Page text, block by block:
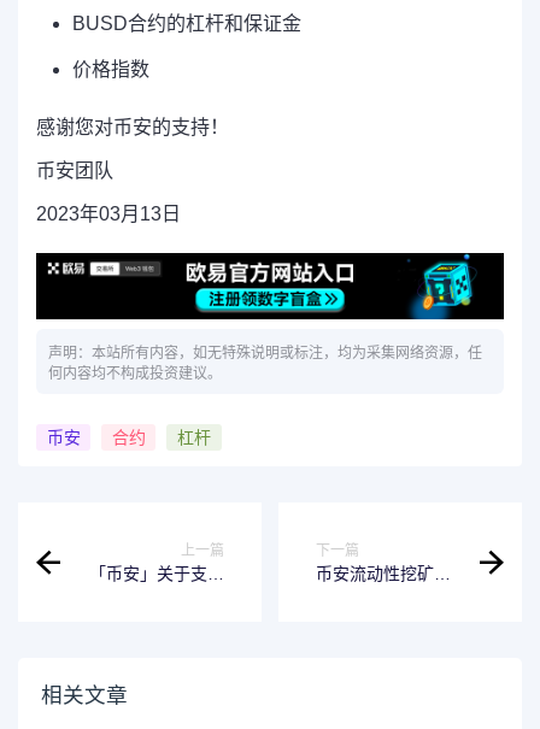
BUSD合约的杠杆和保证金
价格指数
感谢您对币安的支持！
币安团队
2023年03月13日
声明：本站所有内容，如无特殊说明或标注，均为采集网络资源，任
何内容均不构成投资建议。
币安 合约 杠杆
上一篇
「币安」关于支持
下一篇
币安流动性挖矿支
相关文章